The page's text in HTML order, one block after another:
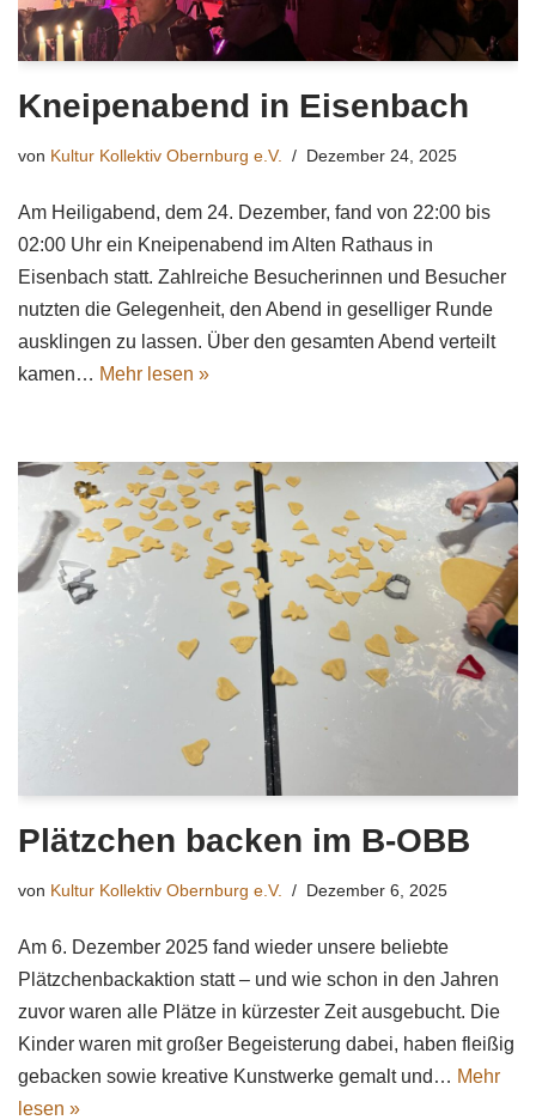
Kneipenabend in Eisenbach
von Kultur Kollektiv Obernburg e.V. Dezember 24, 2025
Am Heiligabend, dem 24. Dezember, fand von 22:00 bis
02:00 Uhr ein Kneipenabend im Alten Rathaus in
Eisenbach statt. Zahlreiche Besucherinnen und Besucher
nutzten die Gelegenheit, den Abend in geselliger Runde
ausklingen zu lassen. Über den gesamten Abend verteilt
kamen… Mehr lesen »
Plätzchen backen im B-OBB
von Kultur Kollektiv Obernburg e.V. Dezember 6, 2025
Am 6. Dezember 2025 fand wieder unsere beliebte
Plätzchenbackaktion statt – und wie schon in den Jahren
zuvor waren alle Plätze in kürzester Zeit ausgebucht. Die
Kinder waren mit großer Begeisterung dabei, haben fleißig
gebacken sowie kreative Kunstwerke gemalt und… Mehr
lesen »